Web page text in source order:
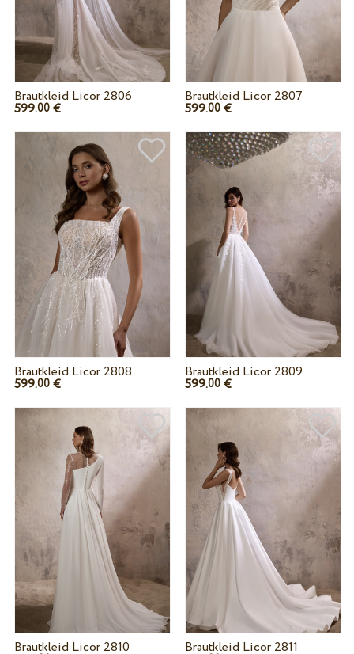
Brautkleid Licor 2806
599.00€
Brautkleid Licor 2807
599.00 €
Brautkleid Licor 2808
599.00€
Brautkleid Licor 2809
599.00 €
Brautkleid Licor 2810 Brautkleid Licor 2811